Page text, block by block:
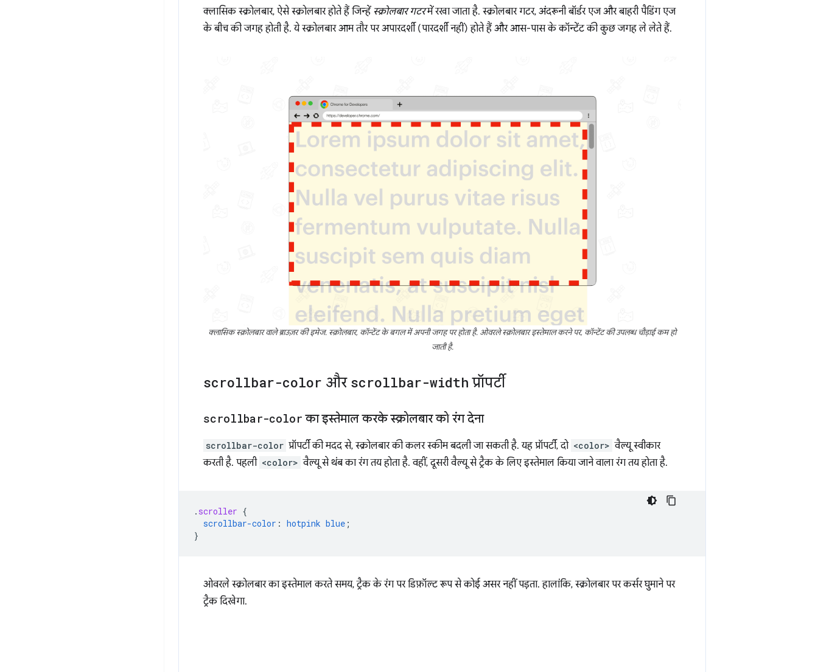
क्लासिक स्क्रोलबार, ऐसे स्क्रोलबार होते हैं जिन्हें स्क्रोलबार गटरमें रखा जाता है. स्क्रोलबार गटर, अंदरूनी बॉर्डर एज और बाहरी पैडिंग एज
के बीच की जगह होती है. ये स्क्रोलबार आम तौर पर अपारदर्शी (पारदर्शी नहीं) होते हैं और आस-पास के कॉन्टेंट की कुछ जगह ले लेते हैं.
क्लासिक स्क्रोलबार वाले ब्राउज़र की इमेज. स्क्रोलबार, कॉन्टेंट के बगल में अपनी जगह पर होता है. ओवरले स्क्रोलबार इस्तेमाल करने पर, कॉन्टेंट की उपलब्ध चौड़ाई कम हो
जाती है.
scrollbar-color और scrollbar-width प्रॉपर्टी
scrollbar-color का इस्तेमाल करके स्क्रोलबार को रंग देना
scrollbar-color प्रॉपर्टी की मदद से, स्क्रोलबार की कलर स्कीम बदली जा सकती है. यह प्रॉपर्टी, दो <color> वैल्यू स्वीकार
करती है. पहली <color> वैल्यू से थंब का रंग तय होता है. वहीं, दूसरी वैल्यू से ट्रैक के लिए इस्तेमाल किया जाने वाला रंग तय होता है.
. scroller {
scrollbar-color : hotpink blue ;
}
ओवरले स्क्रोलबार का इस्तेमाल करते समय, ट्रैक के रंग पर डिफ़ॉल्ट रूप से कोई असर नहीं पड़ता. हालांकि, स्क्रोलबार पर कर्सर घुमाने पर
ट्रैक दिखेगा.